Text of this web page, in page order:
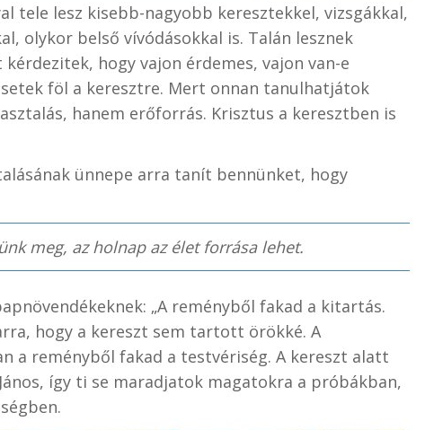
tele lesz kisebb-nagyobb keresztekkel, vizsgákkal,
olykor belső vívódásokkal is. Talán lesznek
hogy vajon érdemes, vajon van-e
föl a keresztre. Mert onnan tanulhatjátok
hanem erőforrás. Krisztus a keresztben is
ünnepe arra tanít bennünket, hogy
meg, az holnap az élet forrása lehet.
„A reményből fakad a kitartás.
hogy a kereszt sem tartott örökké. A
a reményből fakad a testvériség. A kereszt alatt
így ti se maradjatok magatokra a próbákban,